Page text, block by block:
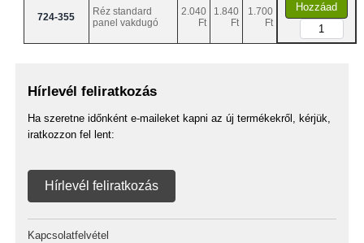
724-355
Réz standard
panel vakdugó
2.040
Ft
1.840
Ft
1.700
Ft
Hozzáad
Hírlevél feliratkozás
Ha szeretne időnként e-maileket kapni az új termékekről, kérjük,
iratkozzon fel lent:
Hírlevél feliratkozás
Kapcsolatfelvétel